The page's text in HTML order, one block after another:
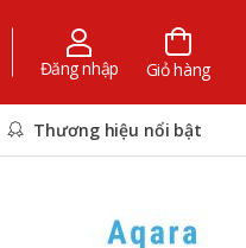
Đăng nhập Giỏ hàng
Thương hiệu nổi bật